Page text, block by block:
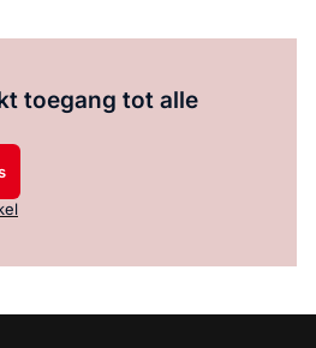
toegang tot alle